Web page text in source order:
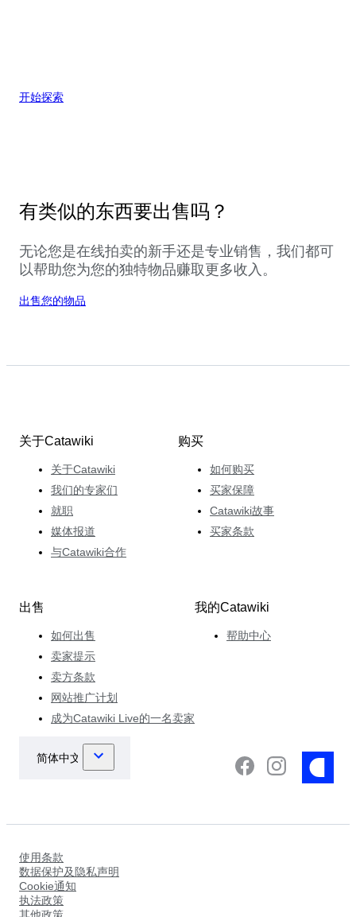
开始探索
有类似的东西要出售吗？
无论您是在线拍卖的新手还是专业销售，我们都可
以帮助您为您的独特物品赚取更多收入。
出售您的物品
关于Catawiki
关于Catawiki
我们的专家们
就职
媒体报道
与Catawiki合作
购买
如何购买
买家保障
Catawiki故事
买家条款
出售
如何出售
卖家提示
卖方条款
网站推广计划
成为Catawiki Live的一名卖家
我的Catawiki
帮助中心
使用条款
数据保护及隐私声明
Cookie通知
执法政策